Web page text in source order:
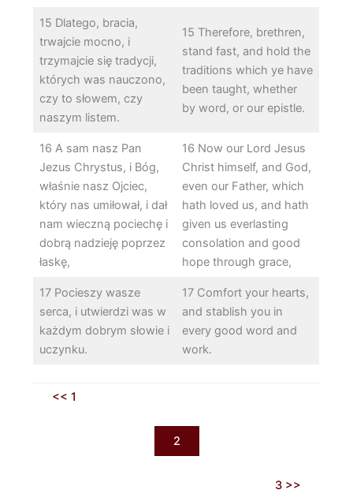
15 Dlatego, bracia,
trwajcie mocno, i
trzymajcie się tradycji,
których was nauczono,
czy to słowem, czy
naszym listem.
15 Therefore, brethren,
stand fast, and hold the
traditions which ye have
been taught, whether
by word, or our epistle.
16 A sam nasz Pan
Jezus Chrystus, i Bóg,
właśnie nasz Ojciec,
który nas umiłował, i dał
nam wieczną pociechę i
dobrą nadzieję poprzez
łaskę,
16 Now our Lord Jesus
Christ himself, and God,
even our Father, which
hath loved us, and hath
given us everlasting
consolation and good
hope through grace,
17 Pocieszy wasze
serca, i utwierdzi was w
każdym dobrym słowie i
uczynku.
17 Comfort your hearts,
and stablish you in
every good word and
work.
<< 1
2
3 >>